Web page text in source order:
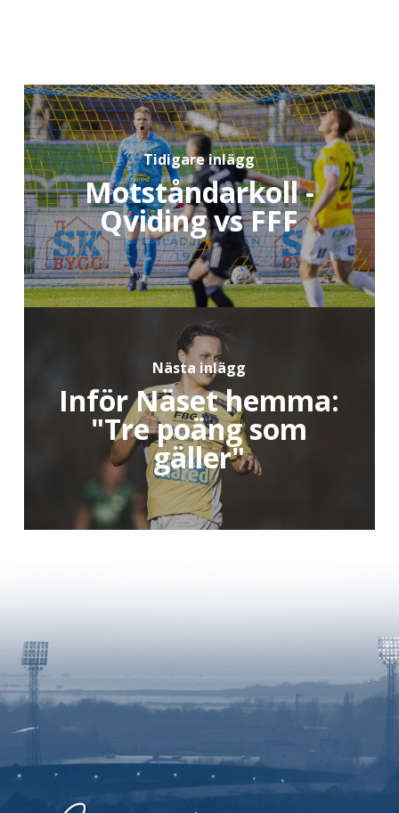
Tidigare inlägg
Motståndarkoll -
Qviding vs FFF
Nästa inlägg
Inför Näset hemma:
"Tre poäng som
gäller"